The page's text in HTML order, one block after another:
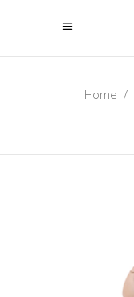
Home /